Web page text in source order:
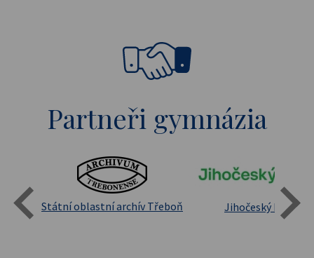
Partneři gymnázia
Státní oblastní archív Třeboň Jihočeský kraj